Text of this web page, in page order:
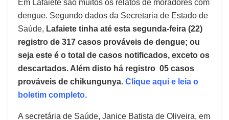
Em Lafaiete são muitos os relatos de moradores com
dengue. Segundo dados da Secretaria de Estado de
Saúde, Lafaiete tinha até esta segunda-feira (22)
registro de 317 casos prováveis de dengue; ou
seja este é o total de casos notificados, exceto os
descartados. Além disto há registro 05 casos
prováveis de chikungunya. Clique aqui e leia o
boletim completo.
A secretária de Saúde, Janice Batista de Oliveira, em